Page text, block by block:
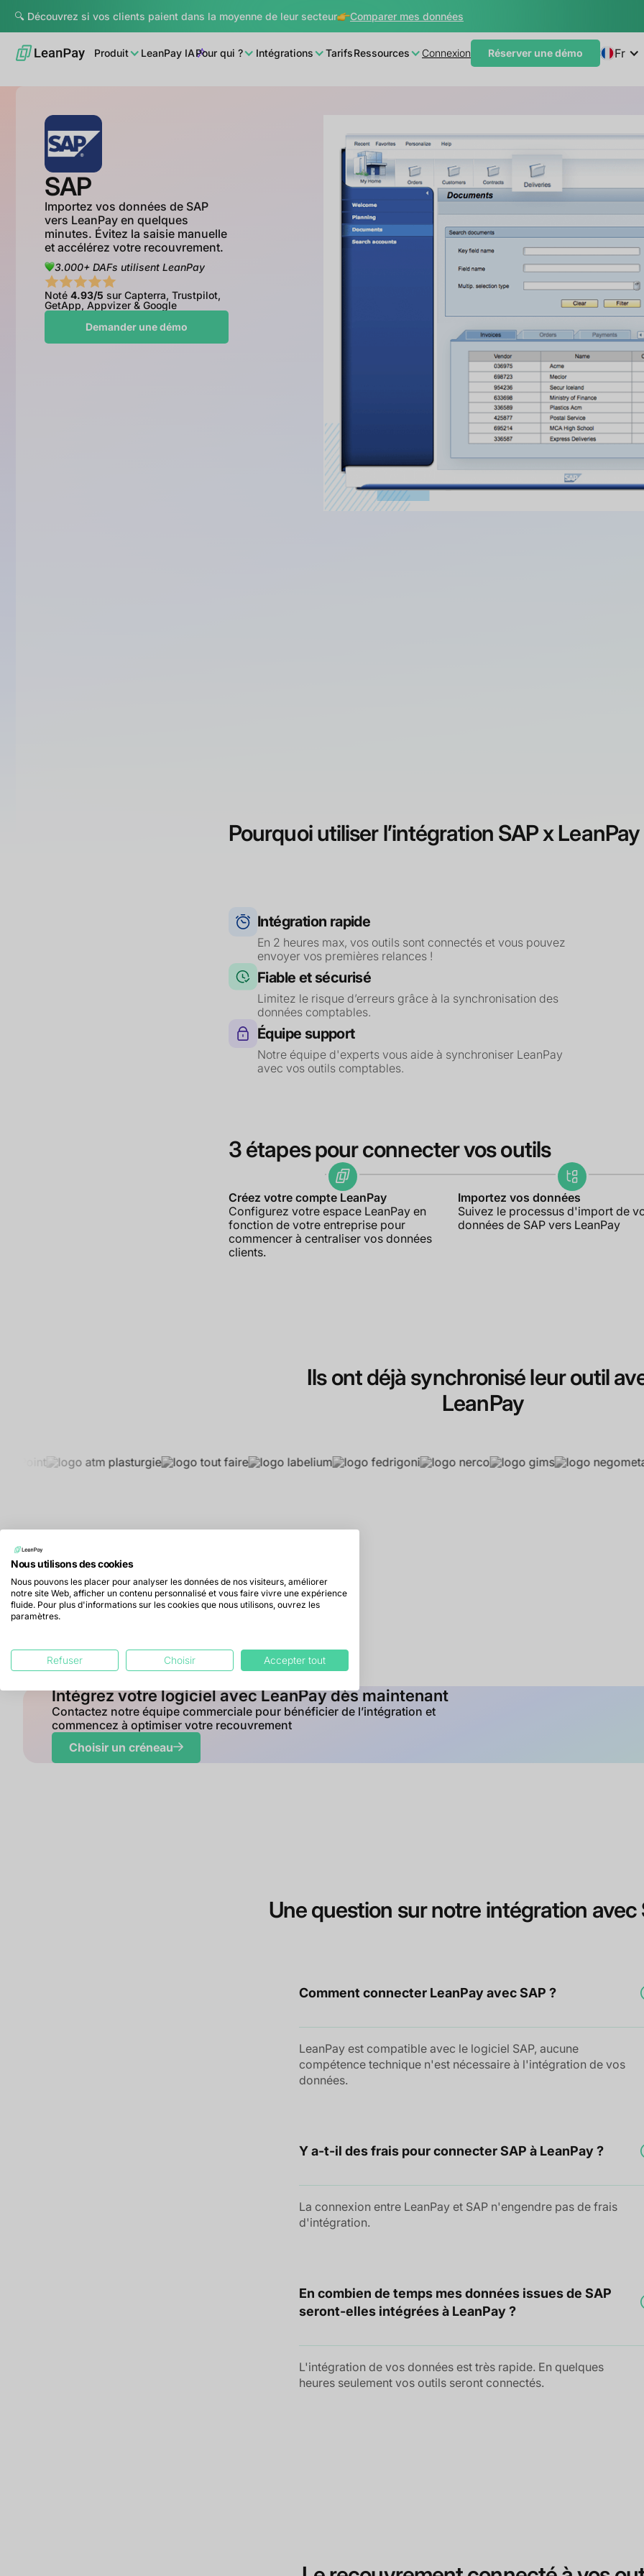
🔍 Découvrez si vos clients paient dans la moyenne de leur secteur Comparer mes données
Produit LeanPay IAPour qui ? Intégrations TarifsRessources Connexion Réserver une démo Fr
SAP
Importez vos données de SAP
vers LeanPay en quelques
minutes. Évitez la saisie manuelle
et accélérez votre recouvrement.
3.000+ DAFs utilisent LeanPay
Noté 4.93/5 sur Capterra, Trustpilot,
GetApp, Appvizer & Google
Demander une démo
Pourquoi utiliser l’intégration SAP x LeanPay
Intégration rapide
En 2 heures max, vos outils sont connectés et vous pouvez
envoyer vos premières relances !
Fiable et sécurisé
Limitez le risque d’erreurs grâce à la synchronisation des
données comptables.
Équipe support
Notre équipe d'experts vous aide à synchroniser LeanPay
avec vos outils comptables.
3 étapes pour connecter vos outils
Créez votre compte LeanPay
Configurez votre espace LeanPay en
fonction de votre entreprise pour
commencer à centraliser vos données
clients.
Importez vos données
Suivez le processus d'import de
données de SAP vers LeanPay
Ils ont déjà synchronisé leur outil
LeanPay
Intégrez votre logiciel avec LeanPay dès maintenant
Contactez notre équipe commerciale pour bénéficier de l’intégration et
commencez à optimiser votre recouvrement
Choisir un créneau
Une question sur notre intégration avec
Comment connecter LeanPay avec SAP ?
LeanPay est compatible avec le logiciel SAP, aucune
compétence technique n'est nécessaire à l'intégration de vos
données.
Y a-t-il des frais pour connecter SAP à LeanPay ?
La connexion entre LeanPay et SAP n'engendre pas de frais
d'intégration.
En combien de temps mes données issues de SAP
seront-elles intégrées à LeanPay ?
L'intégration de vos données est très rapide. En quelques
heures seulement vos outils seront connectés.
Nous utilisons des cookies
Nous pouvons les placer pour analyser les données de nos visiteurs, améliorer
notre site Web, afficher un contenu personnalisé et vous faire vivre une expérience
fluide. Pour plus d'informations sur les cookies que nous utilisons, ouvrez les
paramètres.
Refuser Choisir Accepter tout